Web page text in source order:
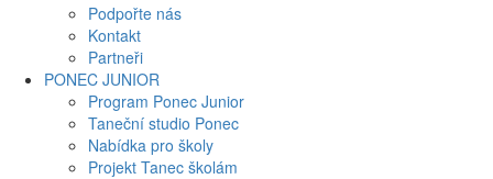
Podpořte nás
Kontakt
Partneři
PONEC JUNIOR
Program Ponec Junior
Taneční studio Ponec
Nabídka pro školy
Projekt Tanec školám